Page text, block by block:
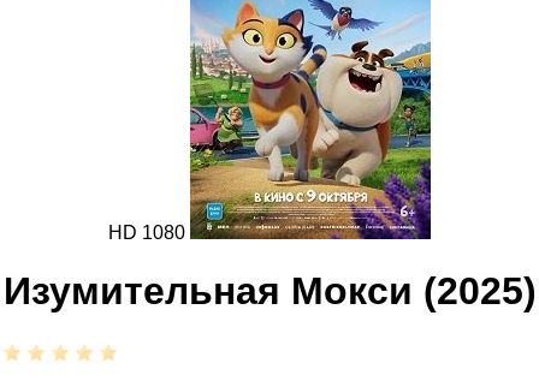
HD 1080
Изумительная Мокси (2025)